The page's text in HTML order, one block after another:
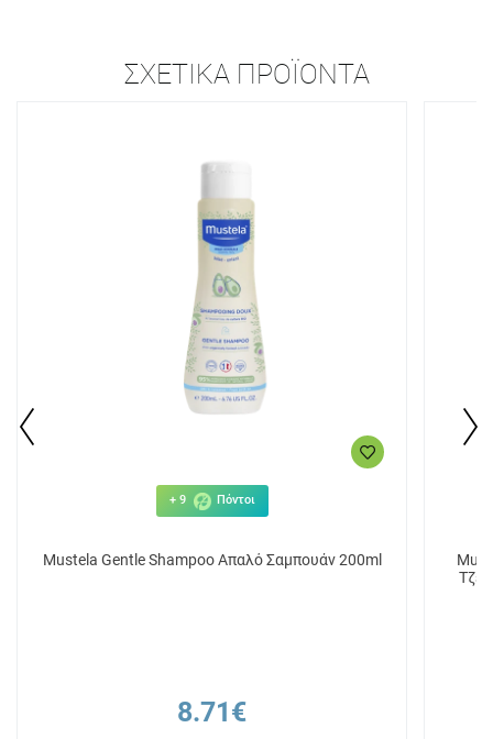
ΣΧΕΤΙΚΆ ΠΡΟΪΌΝΤΑ
+ 9 Πόντοι
Mustela Gentle Shampoo Απαλό Σαμπουάν 200ml
8.71€